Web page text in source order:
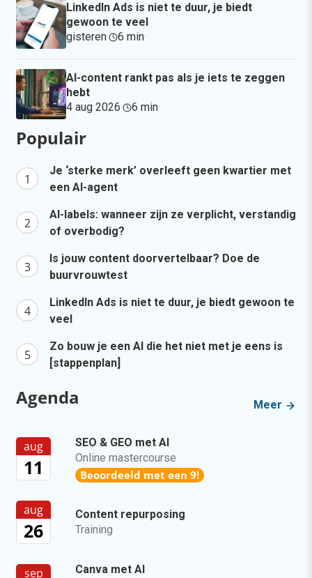
LinkedIn Ads is niet te duur, je biedt
gewoon te veel
gisteren· 6 min·
AI-content rankt pas als je iets te zeggen
hebt
4 aug 2026· 6 min·
Populair
Je ‘sterke merk’ overleeft geen kwartier met
een AI-agent
AI-labels: wanneer zijn ze verplicht, verstandig
of overbodig?
Is jouw content doorvertelbaar? Doe de
buurvrouwtest
LinkedIn Ads is niet te duur, je biedt gewoon te
veel
Zo bouw je een AI die het niet met je eens is
[stappenplan]
Agenda Meer
aug
11
SEO & GEO met AI
Online mastercourse
Beoordeeld met een 9!
aug
26
Content repurposing
Training
sep Canva met AI